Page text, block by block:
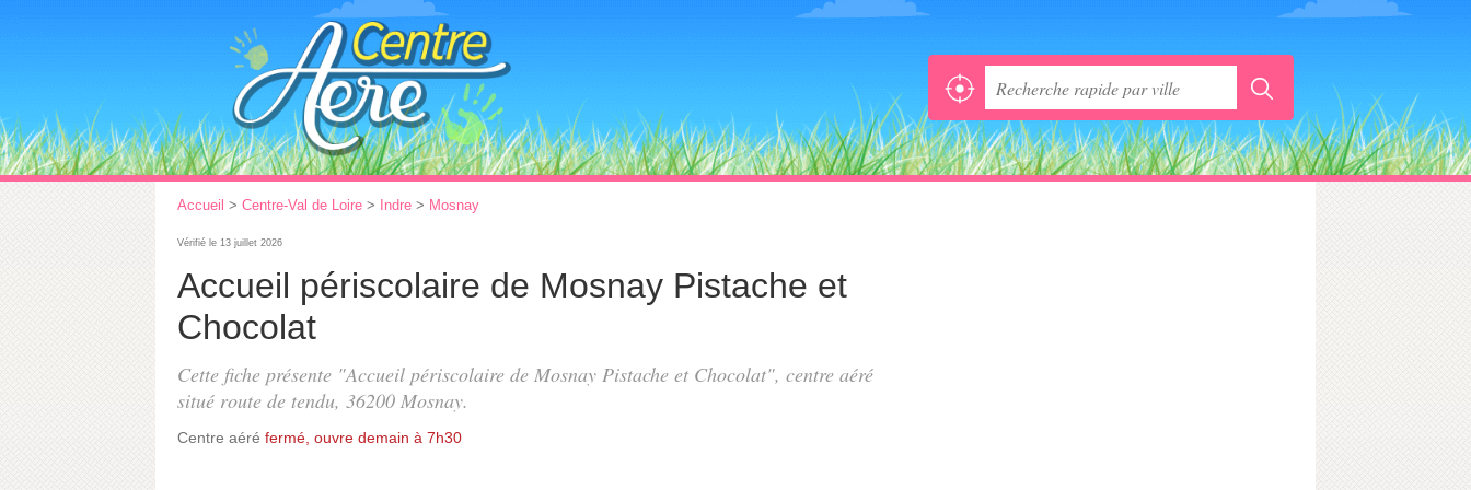
Accueil > Centre-Val de Loire > Indre > Mosnay
Vérifié le 13 juillet 2026
Accueil périscolaire de Mosnay Pistache et
Chocolat
Cette fiche présente "Accueil périscolaire de Mosnay Pistache et Chocolat", centre aéré
situé route de tendu, 36200 Mosnay.
Centre aéré fermé, ouvre demain à 7h30